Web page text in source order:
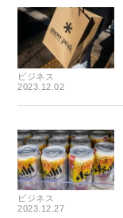
ビジネス
2023.12.02
ビジネス
2023.12.27